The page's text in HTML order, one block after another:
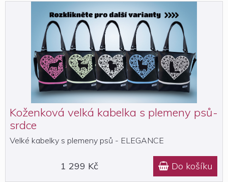
Koženková velká kabelka s plemeny psů-
srdce
Velké kabelky s plemeny psů - ELEGANCE
1 299 Kč  Do košíku